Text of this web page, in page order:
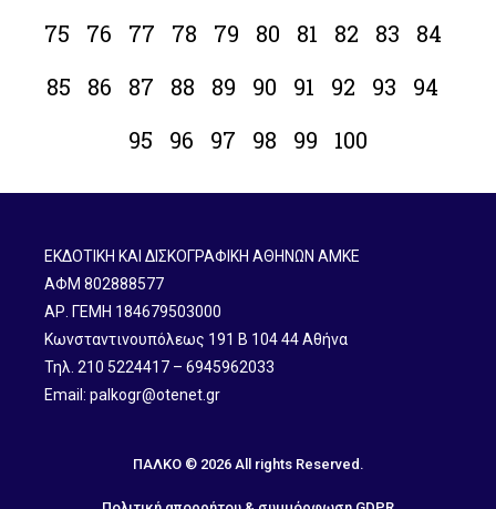
75
76 77 78 79 80 81 82 83
84
85
86 87 88 89 90 91 92 93
94
95
96 97 98 99 100
ΕΚΔΟΤΙΚΗ ΚΑΙ ΔΙΣΚΟΓΡΑΦΙΚΗ ΑΘΗΝΩΝ ΑΜΚΕ
ΑΦΜ 802888577
ΑΡ. ΓΕΜΗ 184679503000
Κωνσταντινουπόλεως 191 B 104 44 Αθήνα
Τηλ. 210 5224417 – 6945962033
Email: palkogr@otenet.gr
ΠΑΛΚΟ © 2026 All rights Reserved.